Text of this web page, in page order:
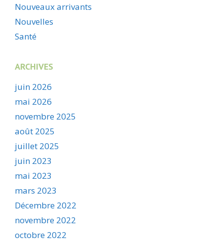
Nouveaux arrivants
Nouvelles
Santé
ARCHIVES
juin 2026
mai 2026
novembre 2025
août 2025
juillet 2025
juin 2023
mai 2023
mars 2023
Décembre 2022
novembre 2022
octobre 2022